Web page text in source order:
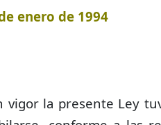
enero de 1994
la presente Ley